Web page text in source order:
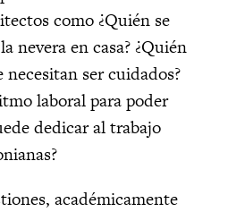
como ¿Quién se
nevera en casa? ¿Quién
ser cuidados?
laboral para poder
dedicar al trabajo
académicamente